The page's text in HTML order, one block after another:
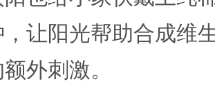
让阳光帮助合成维
外刺激。